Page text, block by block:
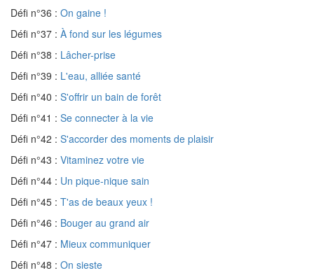
Défi n°36 : On gaine !
Défi n°37 : À fond sur les légumes
Défi n°38 : Lâcher-prise
Défi n°39 : L'eau, alliée santé
Défi n°40 : S'offrir un bain de forêt
Défi n°41 : Se connecter à la vie
Défi n°42 : S'accorder des moments de plaisir
Défi n°43 : Vitaminez votre vie
Défi n°44 : Un pique-nique sain
Défi n°45 : T'as de beaux yeux !
Défi n°46 : Bouger au grand air
Défi n°47 : Mieux communiquer
Défi n°48 : On sieste